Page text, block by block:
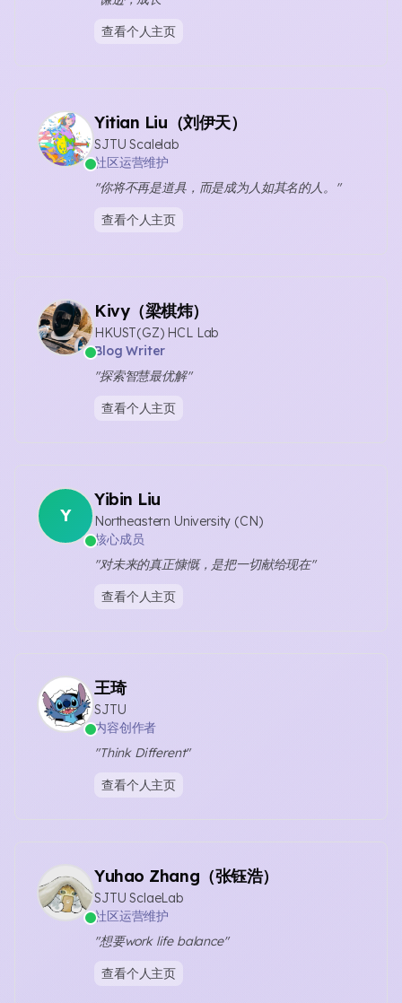
查看个人主页
Yitian Liu（刘伊天）
SJTU Scalelab
社区运营维护
"你将不再是道具，而是成为人如其名的人。"
查看个人主页
Kivy（梁棋炜）
HKUST(GZ) HCL Lab
Blog Writer
"探索智慧最优解"
查看个人主页
Y
Yibin Liu
Northeastern University (CN)
核心成员
"对未来的真正慷慨，是把一切献给现在"
查看个人主页
王琦
SJTU
内容创作者
"Think Different"
查看个人主页
Yuhao Zhang（张钰浩）
SJTU SclaeLab
社区运营维护
"想要work life balance"
查看个人主页